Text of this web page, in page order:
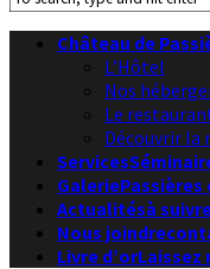
Château de
L’Hôtel
Nos
Le
Découvrir la
Services
GaleriePassières
Actualitésà
Nous joindre
Livre d’orLaissez